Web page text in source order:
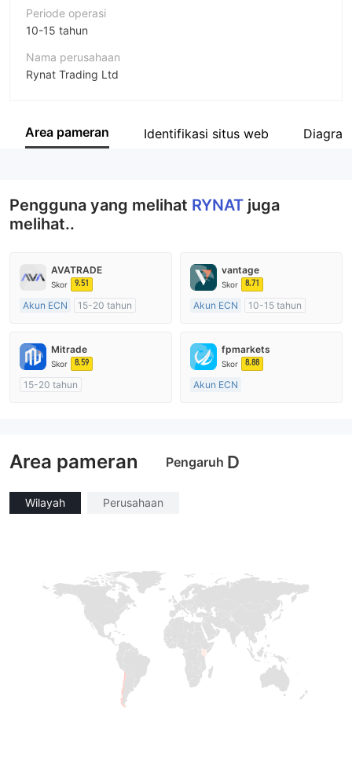
Periode operasi
10-15 tahun
Nama perusahaan
Rynat Trading Ltd
Karyawan perusahaan
Area pameran Identifikasi situs web
Pengguna yang melihat RYNAT juga
melihat..
AVATRADE
Skor 9.51
Akun ECN
15-20 tahun
Market Maker (MM)
Lisensi Penuh MT4
vantage
Skor 8.71
Akun ECN
10-15 tahun
Market Maker (MM)
Lisensi Penuh MT4
Mitrade
Skor 8.59
15-20 tahun
fpmarkets
Skor 8.88
Akun ECN
Lisensi Penuh MT4
Area pameran Pengaruh D
Wilayah Perusahaan